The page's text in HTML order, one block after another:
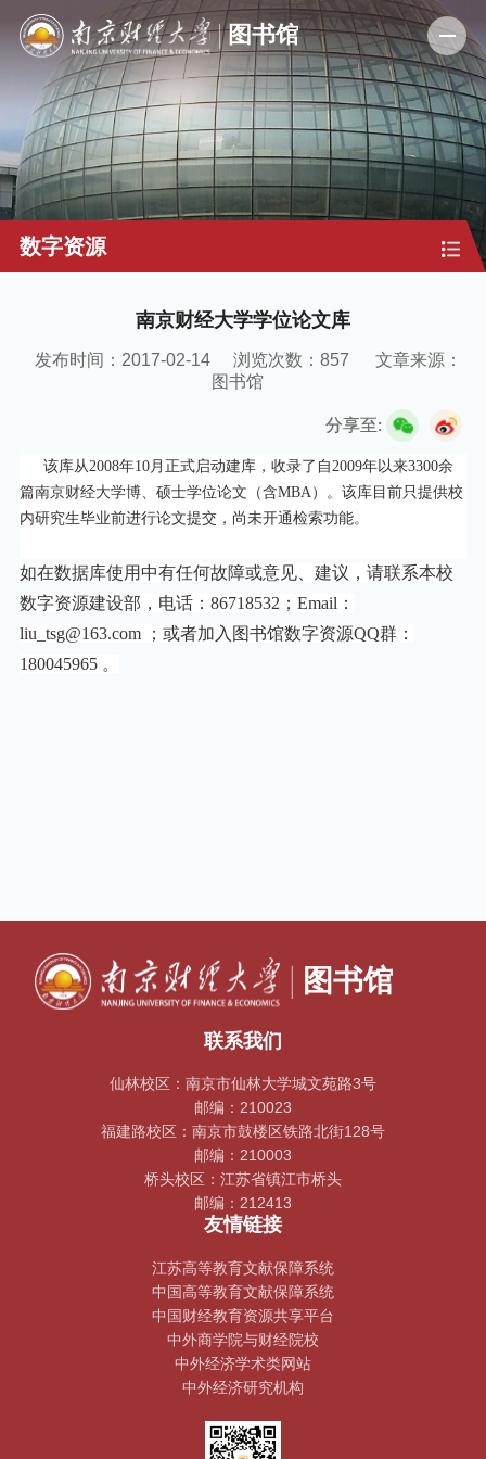
数字资源
南京财经大学学位论文库
发布时间：2017-02-14 浏览次数： 857
文章来源：
图书馆
分享至:
该库从2008年10月正式启动建库，收录了自2009年以来3300余
篇南京财经大学博、硕士学位论文（含MBA）。该库目前只提供校
内研究生毕业前进行论文提交，尚未开通检索功能。
如在数据库使用中有任何故障或意见、建议，请联系本校
数字资源建设部，电话： 86718532 ； Email ：
liu_tsg@163.com
；或者加入图书馆数字资源QQ群：
180045965 。
联系我们
仙林校区：南京市仙林大学城文苑路3号
邮编：210023
福建路校区：南京市鼓楼区铁路北街128号
邮编：210003
桥头校区：江苏省镇江市桥头
邮编：212413
友情链接
江苏高等教育文献保障系统
中国高等教育文献保障系统
中国财经教育资源共享平台
中外商学院与财经院校
中外经济学术类网站
中外经济研究机构